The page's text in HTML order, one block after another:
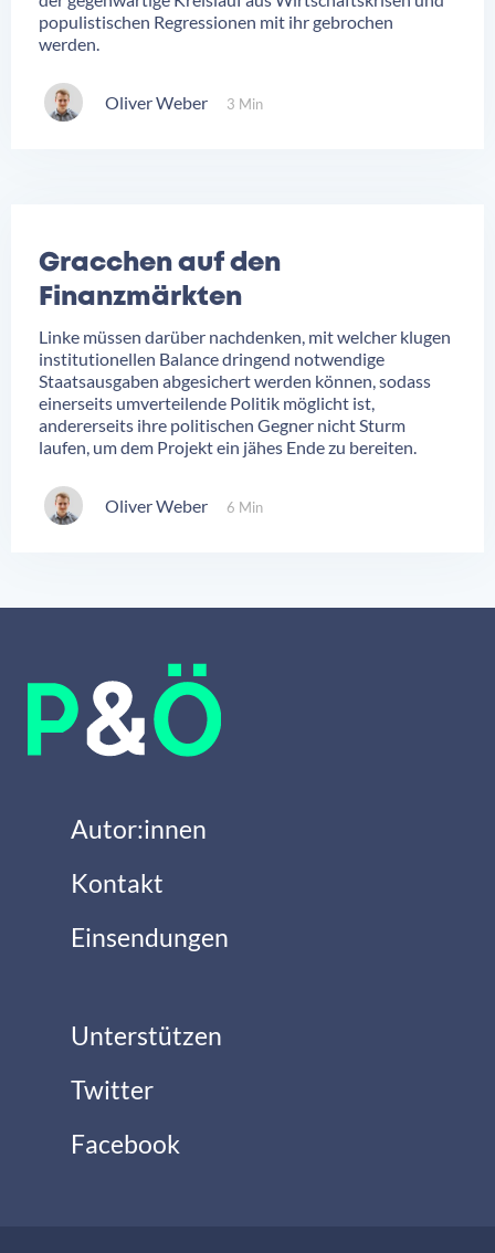
populistischen Regressionen mit ihr gebrochen
werden.
Oliver Weber 3 Min
Gracchen auf den
Finanzmärkten
Linke müssen darüber nachdenken, mit welcher klugen
institutionellen Balance dringend notwendige
Staatsausgaben abgesichert werden können, sodass
einerseits umverteilende Politik möglicht ist,
andererseits ihre politischen Gegner nicht Sturm
laufen, um dem Projekt ein jähes Ende zu bereiten.
Oliver Weber 6 Min
Autor:innen
Kontakt
Twitter
Unterstützen
Einsendungen
Facebook